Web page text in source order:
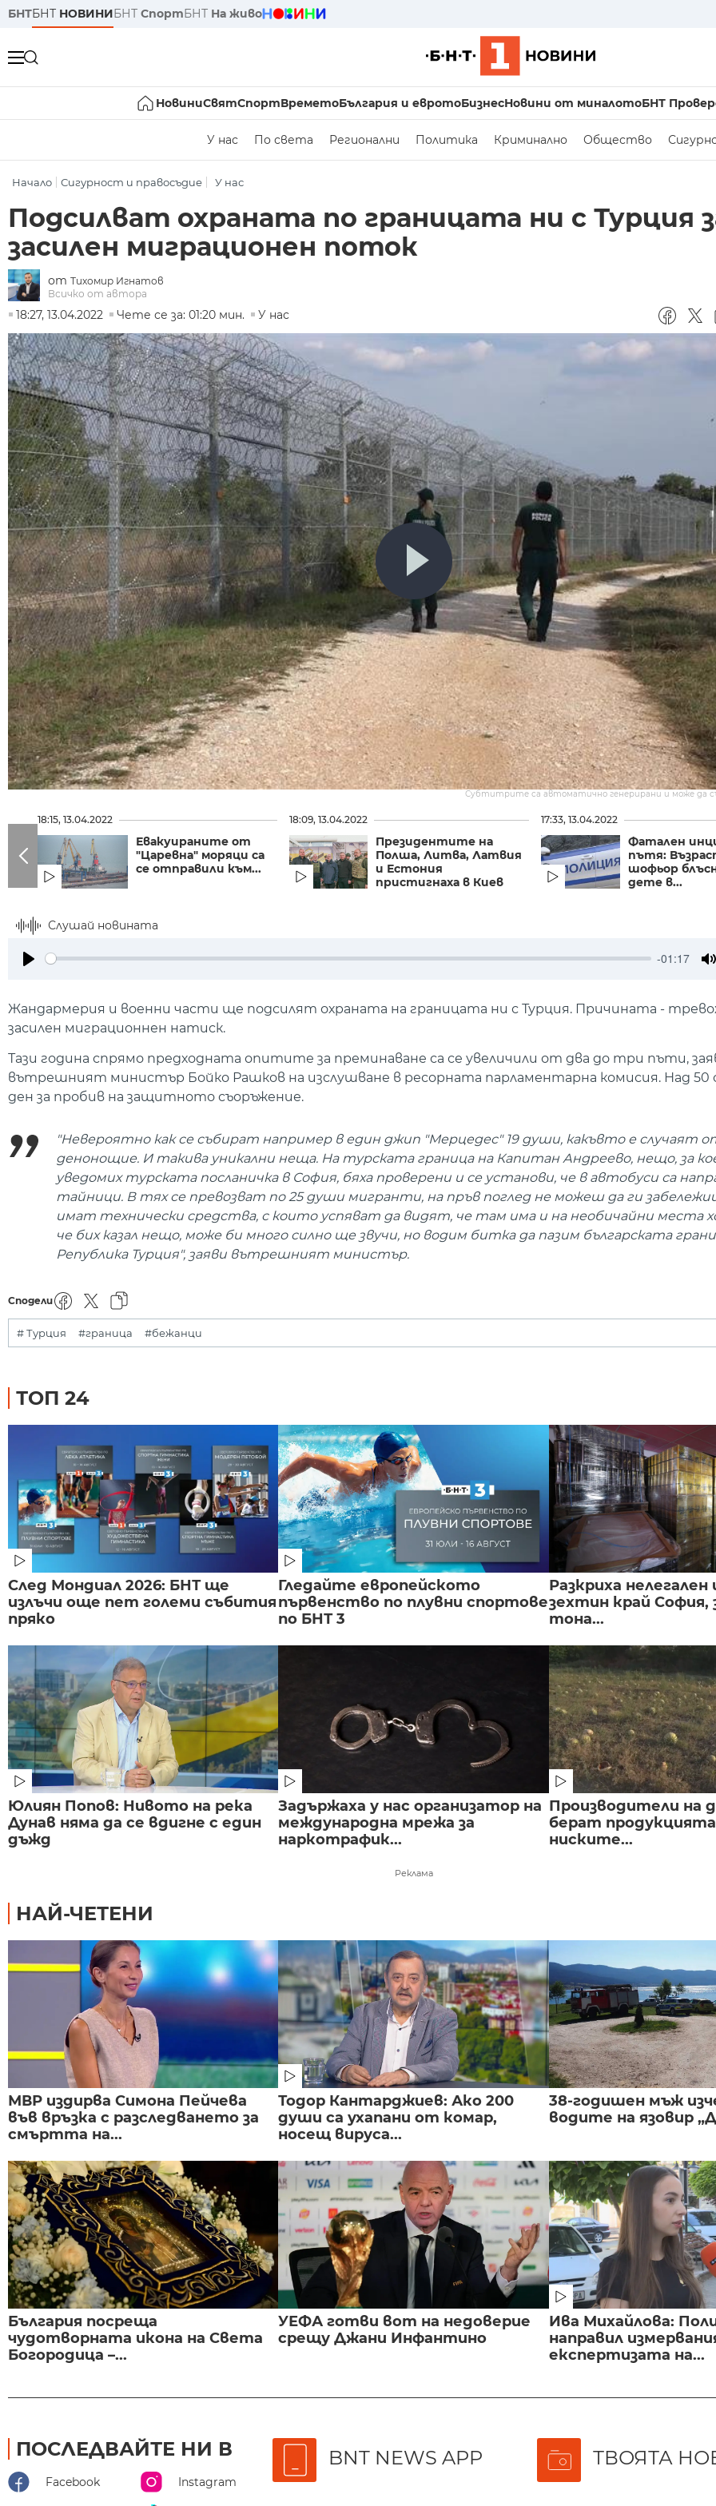
БНТБНТ НОВИНИБНТ СпортБНТ На живо
НовиниСвятСпортВреметоБългария и евротоБизнесНовини от миналотоБНТ
У нас По света Регионални Политика Криминално Общество
Начало Сигурност и правосъдие У нас
Подсилват охраната по границата ни с Турция
засилен миграционен поток
от Тихомир Игнатов
Всичко от автора
18:27, 13.04.2022
Чете се за: 01:20 мин. У нас
Субтитрите са автоматично генерирани и може да
18:15, 13.04.2022
Евакуираните от
"Царевна" моряци са
се отправили към...
18:09, 13.04.2022
Президентите на
Полша, Литва, Латвия
и Естония
пристигнаха в Киев
17:33, 13.04.2022
Фатален
пътя:
шофьор
дете в...
Слушай новината
-01:17
Жандармерия и военни части ще подсилят охраната на границата ни с Турция. Причината -
засилен миграционнен натиск.
Тази година спрямо предходната опитите за преминаване са се увеличили от два до три пъти,
вътрешният министър Бойко Рашков на изслушване в ресорната парламентарна комисия. Над
ден за пробив на защитното съоръжение.
"Невероятно как се събират например в един джип "Мерцедес" 19 души, какъвто е случаят
денонощие. И такива уникални неща. На турската граница на Капитан Андреево, нещо, за
уведомих турската посланичка в София, бяха проверени и се установи, че в автобуси са
тайници. В тях се превозват по 25 души мигранти, на пръв поглед не можеш да ги
имат технически средства, с които успяват да видят, че там има и на необичайни места
че бих казал нещо, може би много силно ще звучи, но водим битка да пазим българската
Република Турция", заяви вътрешният министър.
Сподели
# Турция #граница #бежанци
ТОП 24
След Мондиал 2026: БНТ ще
излъчи още пет големи събития
пряко
Гледайте европейското
първенство по плувни спортове
по БНТ 3
Разкриха нелегален
зехтин край София,
тона...
Юлиян Попов: Нивото на река
Дунав няма да се вдигне с един
дъжд
Задържаха у нас организатор на
международна мрежа за
наркотрафик...
Производители на
берат продукцията
ниските...
Реклама
НАЙ-ЧЕТЕНИ
МВР издирва Симона Пейчева
във връзка с разследването за
смъртта на...
Тодор Кантарджиев: Ако 200
души са ухапани от комар,
носещ вируса...
38-годишен мъж
водите на язовир
България посреща
чудотворната икона на Света
Богородица –...
УЕФА готви вот на недоверие
срещу Джани Инфантино
Ива Михайлова:
направил
експертизата на...
ПОСЛЕДВАЙТЕ НИ В
Facebook Instagram
BNT NEWS APP ТВОЯТА